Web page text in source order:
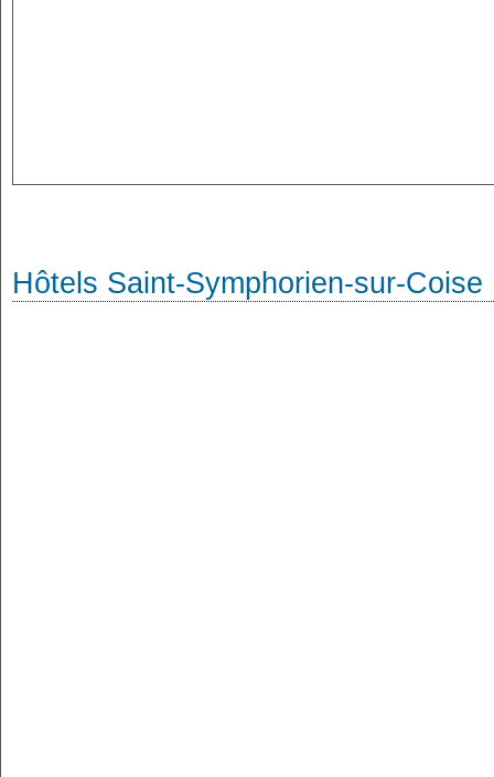
Hôtels Saint-Symphorien-sur-Coise